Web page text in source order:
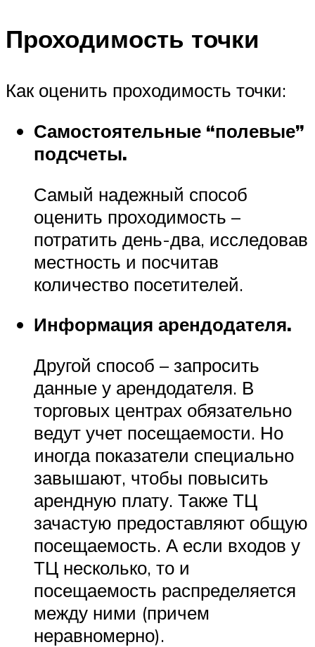
Проходимость точки
Как оценить проходимость точки:
Самостоятельные “полевые”
подсчеты.
Самый надежный способ
оценить проходимость –
потратить день-два, исследовав
местность и посчитав
количество посетителей.
Информация арендодателя.
Другой способ – запросить
данные у арендодателя. В
торговых центрах обязательно
ведут учет посещаемости. Но
иногда показатели специально
завышают, чтобы повысить
арендную плату. Также ТЦ
зачастую предоставляют общую
посещаемость. А если входов у
ТЦ несколько, то и
посещаемость распределяется
между ними (причем
неравномерно).